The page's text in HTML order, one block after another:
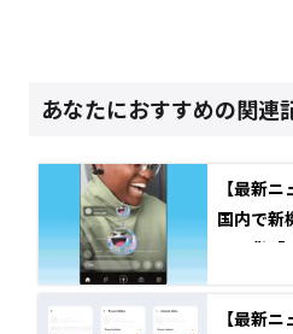
あなたにおすすめの関連
【最新
国内で新
用通貨
【最新